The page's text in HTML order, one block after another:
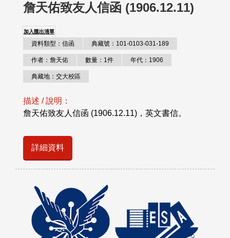
詹天佑致友人信函 (1906.12.11)
加入匯出清單
資料類型：信函 典藏號：101-0103-031-189
作者：詹天佑 數量：1件 年代：1906
典藏地：交大校區
描述 / 說明：
詹天佑致友人信函 (1906.12.11)，英文書信。
詳細資料